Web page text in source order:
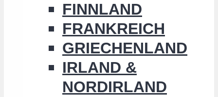
FINNLAND
FRANKREICH
GRIECHENLAND
IRLAND &
NORDIRLAND